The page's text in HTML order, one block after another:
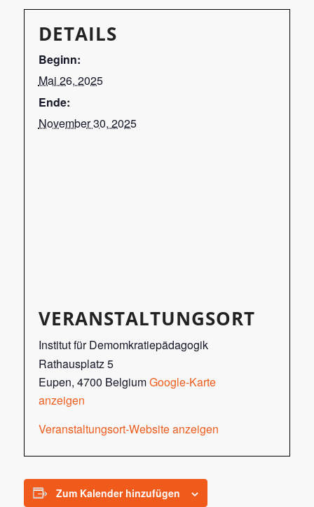
DETAILS
Beginn:
Mai 26, 2025
Ende:
November 30, 2025
VERANSTALTUNGSORT
Institut für Demomkratiepädagogik
Rathausplatz 5
Eupen, 4700 BelgiumGoogle-Karte
anzeigen
Veranstaltungsort-Website anzeigen
Zum Kalender hinzufügen